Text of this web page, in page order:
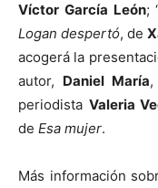
Víctor García León;
Logan despertó, de
acogerá la
autor, Daniel María
periodista Valeria
de Esa mujer.
Más información